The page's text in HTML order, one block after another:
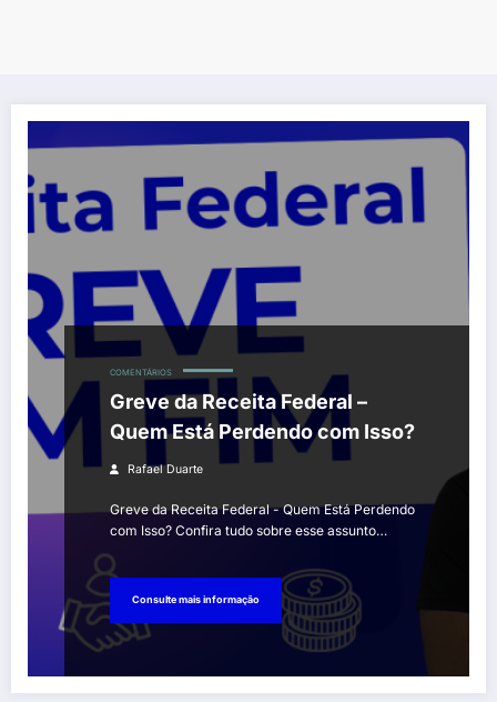
COMENTÁRIOS
Greve da Receita Federal –
Quem Está Perdendo com Isso?
Rafael Duarte
Greve da Receita Federal - Quem Está Perdendo
com Isso? Confira tudo sobre esse assunto…
Consulte mais informação